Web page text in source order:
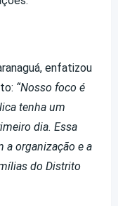
enfatizou
“Nosso foco é
tenha um
dia. Essa
a organização e a
do Distrito